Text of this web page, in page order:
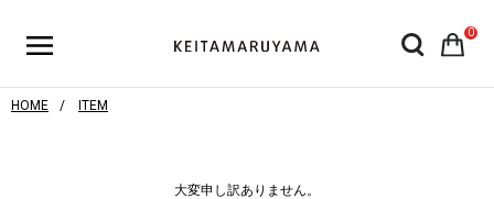
0
HOME ITEM
大変申し訳ありません。